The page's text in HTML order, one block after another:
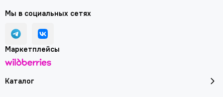
Каталог
Мы в социальных сетях
Маркетплейсы